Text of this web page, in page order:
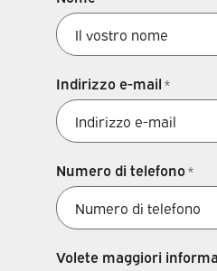
Indirizzo e-mail *
Numero di telefono*
Volete maggiori